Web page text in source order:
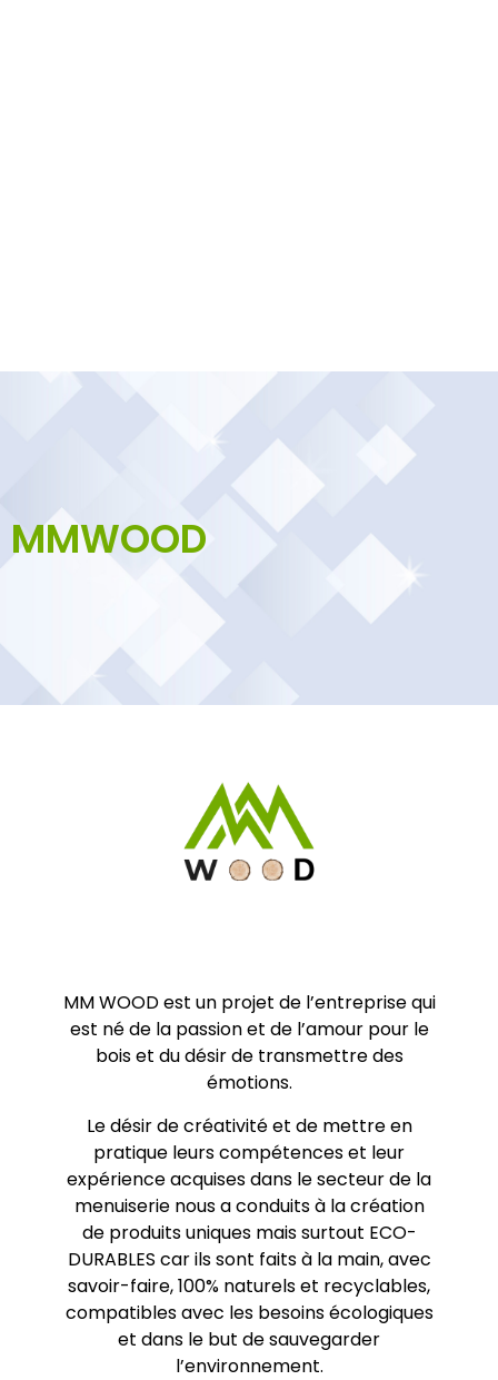
MMWOOD
MM WOOD est un projet de l’entreprise qui
est né de la passion et de l’amour pour le
bois et du désir de transmettre des
émotions.
Le désir de créativité et de mettre en
pratique leurs compétences et leur
expérience acquises dans le secteur de la
menuiserie nous a conduits à la création
de produits uniques mais surtout ECO-
DURABLES car ils sont faits à la main, avec
savoir-faire, 100% naturels et recyclables,
compatibles avec les besoins écologiques
et dans le but de sauvegarder
l’environnement.